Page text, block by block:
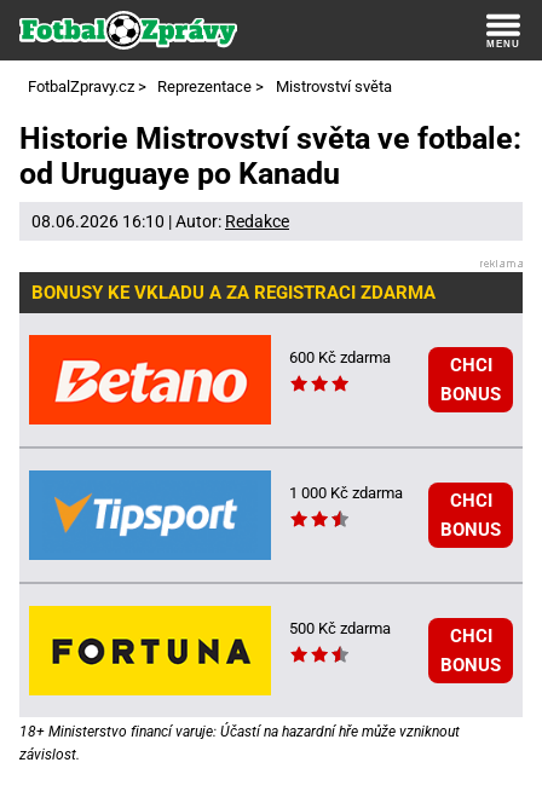
FotbalZpravy.cz > Reprezentace > Mistrovství světa
Historie Mistrovství světa ve fotbale:
od Uruguaye po Kanadu
08.06.2026 16:10 | Autor: Redakce
BONUSY KE VKLADU A ZA REGISTRACI ZDARMA
600 Kč zdarma
CHCI
BONUS
1 000 Kč zdarma
CHCI
BONUS
500 Kč zdarma
CHCI
BONUS
18+ Ministerstvo financí varuje: Účastí na hazardní hře může vzniknout
závislost.